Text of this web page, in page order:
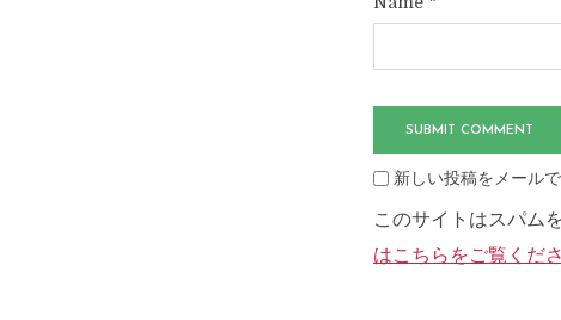
新しい投稿をメール
このサイトはスパム
はこちらをご覧くだ